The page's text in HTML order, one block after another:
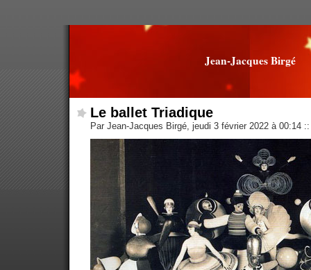
Jean-Jacques Birgé
Le ballet Triadique
Par Jean-Jacques Birgé, jeudi 3 février 2022 à 00:14 ::